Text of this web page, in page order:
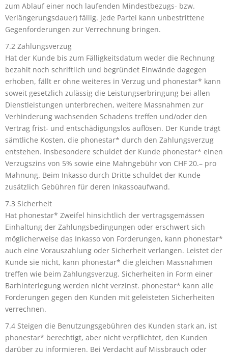
zum Ablauf einer noch laufenden Mindestbezugs- bzw.
Verlängerungsdauer) fällig. Jede Partei kann unbestrittene
Gegenforderungen zur Verrechnung bringen.
7.2 Zahlungsverzug
Hat der Kunde bis zum Fälligkeitsdatum weder die Rechnung
bezahlt noch schriftlich und begründet Einwände dagegen
erhoben, fällt er ohne weiteres in Verzug und phonestar* kann
soweit gesetzlich zulässig die Leistungserbringung bei allen
Dienstleistungen unterbrechen, weitere Massnahmen zur
Verhinderung wachsenden Schadens treffen und/oder den
Vertrag frist- und entschädigungslos auflösen. Der Kunde trägt
sämtliche Kosten, die phonestar* durch den Zahlungsverzug
entstehen. Insbesondere schuldet der Kunde phonestar* einen
Verzugszins von 5% sowie eine Mahngebühr von CHF 20.– pro
Mahnung. Beim Inkasso durch Dritte schuldet der Kunde
zusätzlich Gebühren für deren Inkassoaufwand.
7.3 Sicherheit
Hat phonestar* Zweifel hinsichtlich der vertragsgemässen
Einhaltung der Zahlungsbedingungen oder erschwert sich
möglicherweise das Inkasso von Forderungen, kann phonestar*
auch eine Vorauszahlung oder Sicherheit verlangen. Leistet der
Kunde sie nicht, kann phonestar* die gleichen Massnahmen
treffen wie beim Zahlungsverzug. Sicherheiten in Form einer
Barhinterlegung werden nicht verzinst. phonestar* kann alle
Forderungen gegen den Kunden mit geleisteten Sicherheiten
verrechnen.
7.4 Steigen die Benutzungsgebühren des Kunden stark an, ist
phonestar* berechtigt, aber nicht verpflichtet, den Kunden
darüber zu informieren. Bei Verdacht auf Missbrauch oder